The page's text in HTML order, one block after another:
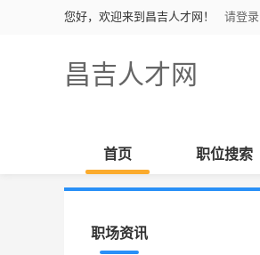
您好，欢迎来到昌吉人才网！ 请登录
昌吉人才网
首页 职位搜索
职场资讯